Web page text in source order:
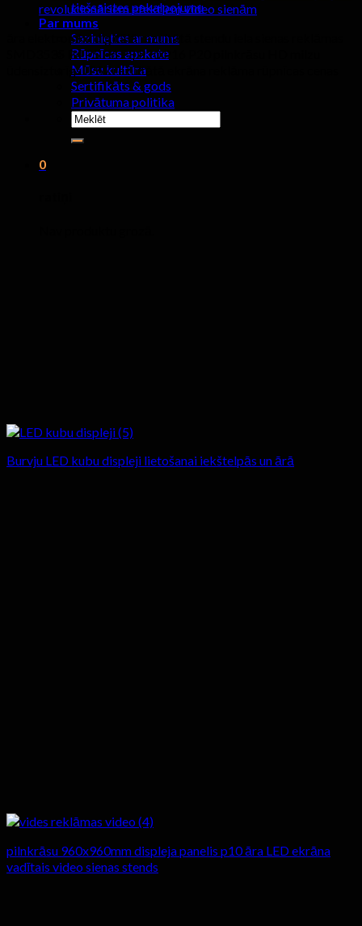
tiešsaistes pakalpojumu
Par mums
Sazinieties ar mums
Rūpnīcas apskate
Mūsu kultūra
Sertifikāts & gods
Privātuma politika
Meklēt:
0
revolucionāriem efektiem video sienām
āra elektronika digitālā rezultātā stendu iela sienas reklāmas
SMD3535 P4 P5 P6 P8 P10 P16 P20 pilnkrāsu HD milzu
ūdensizturīgs IP67 rezultātā ekrāna reklāma rūpnīcas cenas
Burvju LED kubu displeji lietošanai iekštelpās un ārā
pilnkrāsu 960x960mm displeja panelis p10 āra LED ekrāna
vadītais video sienas stends